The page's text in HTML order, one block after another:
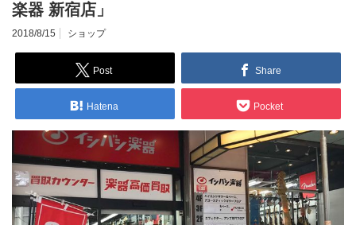
楽器 新宿店」
2018/8/15 ショップ
Post Share
Hatena Pocket